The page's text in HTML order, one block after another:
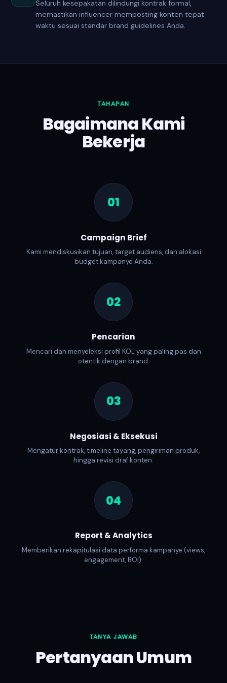
Seluruh kesepakatan dilindungi kontrak formal,
memastikan influencer memposting konten tepat
waktu sesuai standar brand guidelines Anda.
TAHAPAN
Bagaimana Kami
Bekerja
01
Campaign Brief
Kami mendiskusikan tujuan, target audiens, dan alokasi
budget kampanye Anda.
02
Pencarian
Mencari dan menyeleksi profil KOL yang paling pas dan
otentik dengan brand.
03
Negosiasi & Eksekusi
Mengatur kontrak, timeline tayang, pengiriman produk,
hingga revisi draf konten.
04
Report & Analytics
Memberikan rekapitulasi data performa kampanye (views,
engagement, ROI).
TANYA JAWAB
Pertanyaan Umum